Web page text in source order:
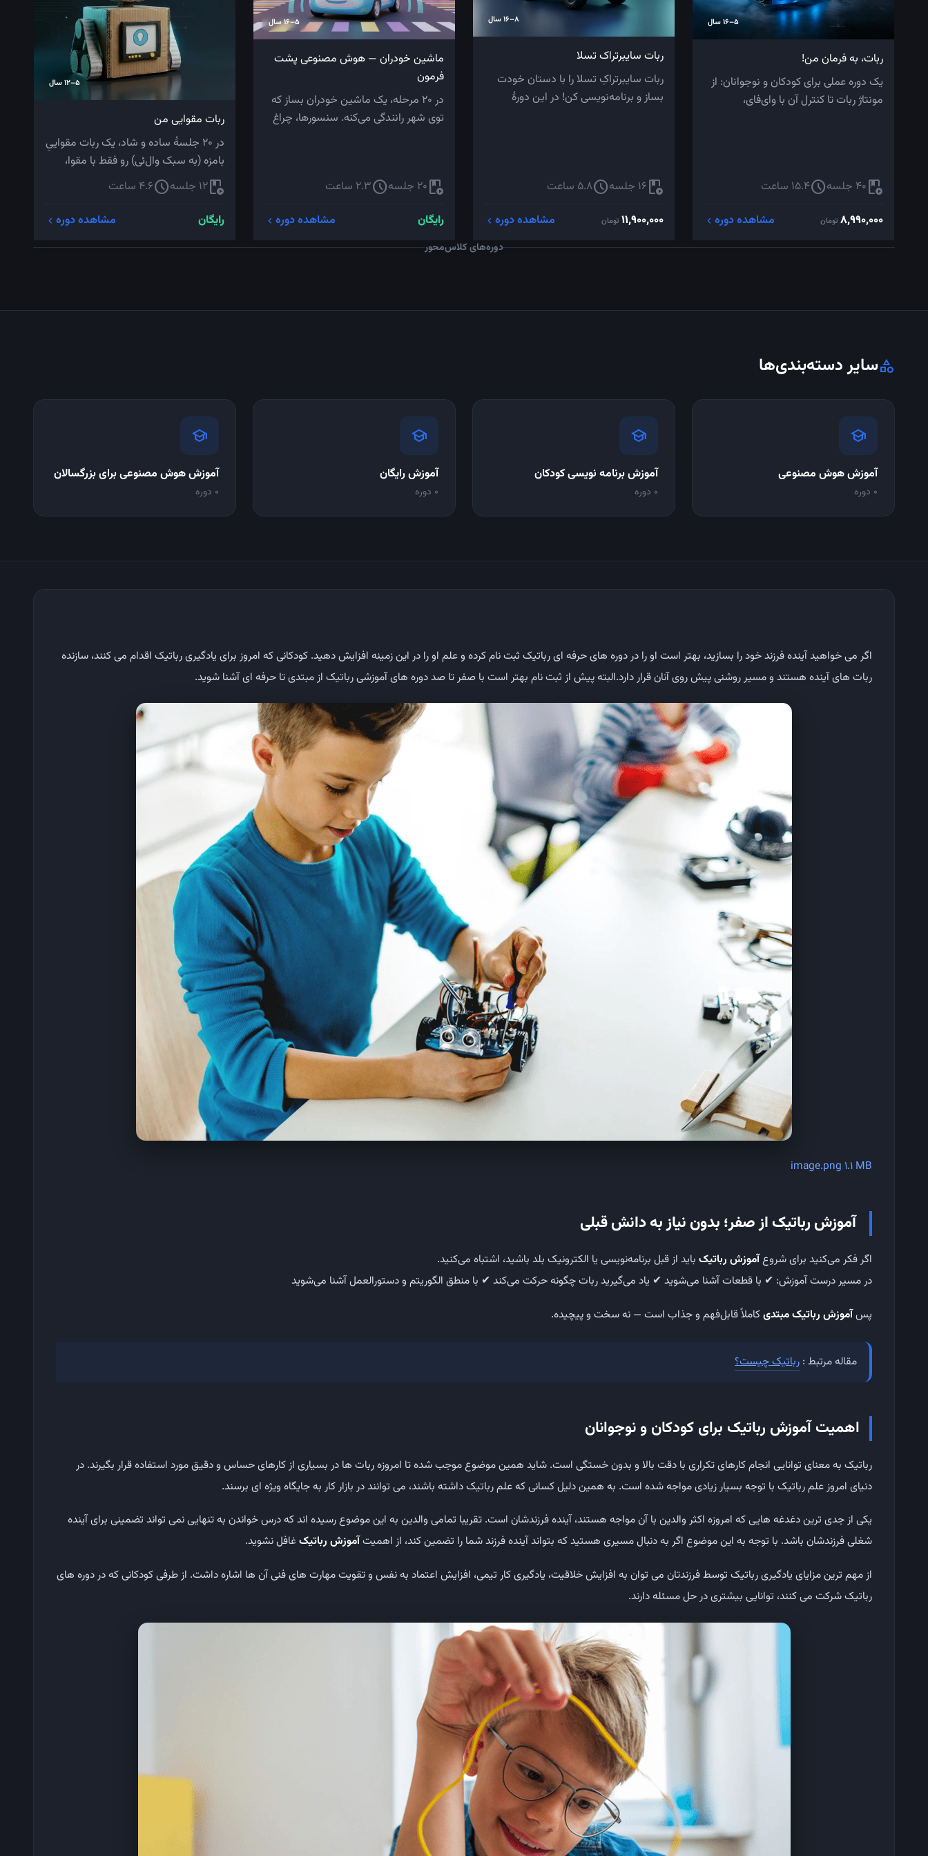
5–16 سال
ربات، به فرمان من!
یک دوره عملی برای کودکان و نوجوانان: از
مونتاژ ربات تا کنترل آن با وای‌فای،
play_lesson 40 جلسه schedule15.4 ساعت
8,990,000 تومان مشاهده دوره chevron_left
8–16 سال
ربات سایبرتراک تسلا
ربات سایبرتراکِ تسلا را با دستان خودت
بساز و برنامه‌نویسی کن! در این دورهٔ
play_lesson 16 جلسه schedule5.8 ساعت
11,900,000 تومان مشاهده دوره chevron_left
5–16 سال
ماشین خودران — هوش مصنوعی پشت
فرمون
در ۲۰ مرحله، یک ماشین خودران بساز که
توی شهر رانندگی می‌کنه. سنسورها، چراغ
play_lesson 20 جلسه schedule2.3 ساعت
رایگان
مشاهده دوره chevron_left
5–12 سال
ربات مقوایی من
در ۲۰ جلسهٔ ساده و شاد، یک ربات مقواییِ
بامزه (به سبک وال‌ئی) رو فقط با مقوا،
چسب و چ...
play_lesson 12 جلسه schedule4.6 ساعت
رایگان
مشاهده دوره chevron_left
دوره‌های کلاس‌محور
categoryسایر دسته‌بندی‌ها
school
آموزش هوش مصنوعی
0 دوره
school
آموزش برنامه نویسی کودکان
0 دوره
school
آموزش رایگان
0 دوره
school
آموزش هوش مصنوعی برای بزرگسالان
0 دوره
اگر می خواهید آینده فرزند خود را بسازید، بهتر است او را در دوره های حرفه ای رباتیک ثبت نام کرده و علم او را در این زمینه افزایش دهید. کودکانی که امروز برای یادگیری رباتیک اقدام می کنند، سازنده
ربات های آینده هستند و مسیر روشنی پیش روی آنان قرار دارد.البته پیش از ثبت نام بهتر است با صفر تا صد دوره های آموزشی رباتیک از مبتدی تا حرفه ای آشنا شوید.
image.png 1.1 MB
آموزش رباتیک از صفر؛ بدون نیاز به دانش قبلی
اگر فکر می‌کنید برای شروعآموزش رباتیک باید از قبل برنامه‌نویسی یا الکترونیک بلد باشید، اشتباه می‌کنید.
در مسیر درست آموزش: ✔ با قطعات آشنا می‌شوید ✔ یاد می‌گیرید ربات چگونه حرکت می‌کند ✔ با منطق الگوریتم و دستورالعمل آشنا می‌شوید
پسآموزش رباتیک مبتدیکاملاً قابل‌فهم و جذاب است — نه سخت و پیچیده.
مقاله مرتبط : رباتیک چیست؟
اهمیت آموزش رباتیک برای کودکان و نوجوانان
رباتیک به معنای توانایی انجام کارهای تکراری با دقت بالا و بدون خستگی است. شاید همین موضوع موجب شده تا امروزه ربات ها در بسیاری از کارهای حساس و دقیق مورد استفاده قرار بگیرند. در
دنیای امروز علم رباتیک با توجه بسیار زیادی مواجه شده است. به همین دلیل کسانی که علم رباتیک داشته باشند، می توانند در بازار کار به جایگاه ویژه ای برسند.
یکی از جدی ترین دغدغه هایی که امروزه اکثر والدین با آن مواجه هستند، آینده فرزندشان است. تقریبا تمامی والدین به این موضوع رسیده اند که درس خواندن به تنهایی نمی تواند تضمینی برای آینده
شغلی فرزندشان باشد. با توجه به این موضوع اگر به دنبال مسیری هستید که بتواند آینده فرزند شما را تضمین کند، از اهمیتآموزش رباتیکغافل نشوید.
از مهم ترین مزایای یادگیری رباتیک توسط فرزندتان می توان به افزایش خلاقیت، یادگیری کار تیمی، افزایش اعتماد به نفس و تقویت مهارت های فنی آن ها اشاره داشت. از طرفی کودکانی که در دوره های
رباتیک شرکت می کنند، توانایی بیشتری در حل مسئله دارند.